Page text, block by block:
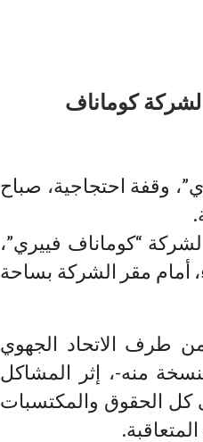
لشركة كوماناف
وقفة احتجاجية، صباح
“كوماناف فييري”،
أمام مقر الشركة بساحة
طرف الاتحاد الجهوي
منه-، إثر المشاكل
كل الحقوق والمكتسبات